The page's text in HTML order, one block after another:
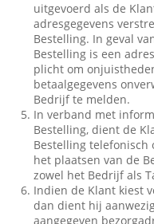
uitgevoerd als de
adresgegevens
Bestelling. In geval
Bestelling is een
plicht om
betaalgegevens
Bedrijf te melden.
In verband met
Bestelling, dient de
Bestelling telefonisch
het plaatsen van de
zowel het Bedrijf als
Indien de Klant kiest
dan dient hij
aangegeven